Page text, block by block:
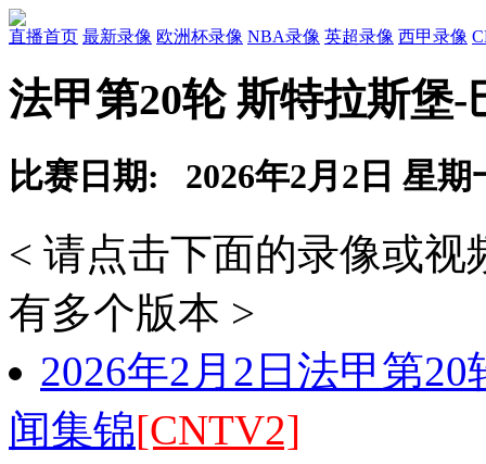
直播首页 最新录像 欧洲杯录像 NBA录像 英超录像 西甲录像
法甲第20轮 斯特拉斯堡
比赛日期: 2026年2月2日 星期
< 请点击下面的录像或
有多个版本 >
2026年2月2日法甲第
闻集锦[CNTV2]